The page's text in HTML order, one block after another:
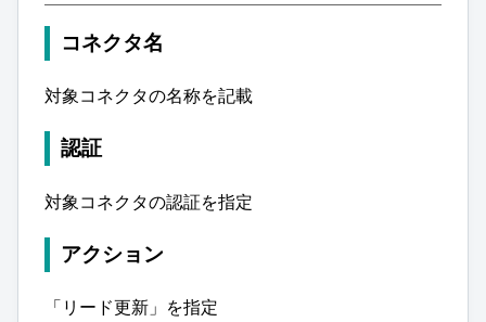
コネクタ名
対象コネクタの名称を記載
認証
対象コネクタの認証を指定
アクション
「リード更新」を指定